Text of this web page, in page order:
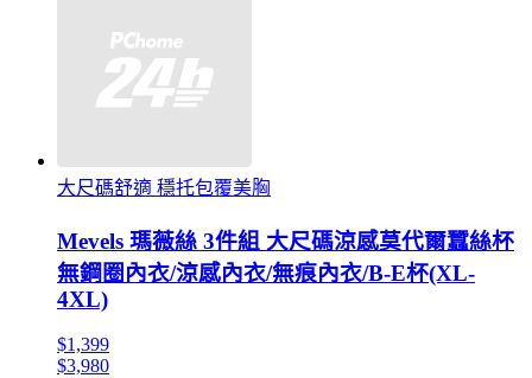
大尺碼舒適 穩托包覆美胸
Mevels 瑪薇絲 3件組 大尺碼涼感莫代爾蠶絲杯
無鋼圈內衣/涼感內衣/無痕內衣/B-E杯(XL-
4XL)
$1,399
$3,980